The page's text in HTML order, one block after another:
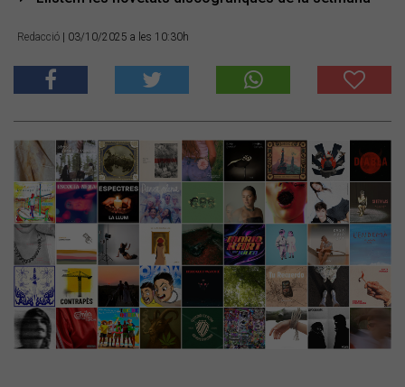
Redacció | 03/10/2025 a les 10:30h